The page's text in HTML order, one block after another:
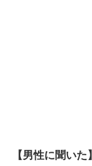
【男性に聞い